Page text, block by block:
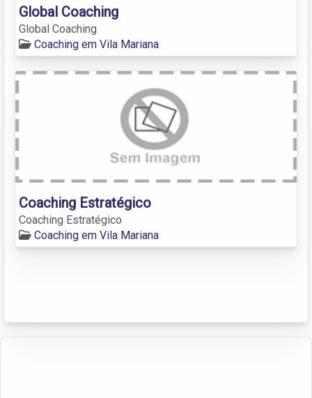
Global Coaching
Global Coaching
Coaching em Vila Mariana
Coaching Estratégico
Coaching Estratégico
Coaching em Vila Mariana